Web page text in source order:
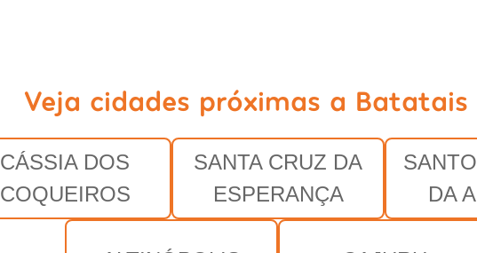
Veja cidades próximas a Batatais
CÁSSIA DOS
COQUEIROS
SANTA CRUZ DA
ESPERANÇA
DA